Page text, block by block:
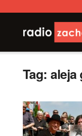
Tag:aleja